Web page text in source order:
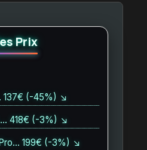
Prix
137€ (-45%) ↘
418€ (-3%) ↘
199€ (-3%) ↘